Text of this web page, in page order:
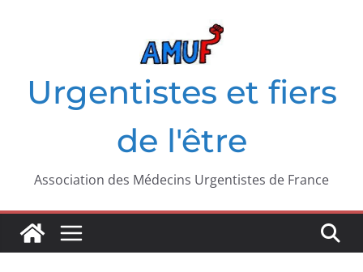
Urgentistes et fiers
de l'être
Association des Médecins Urgentistes de France